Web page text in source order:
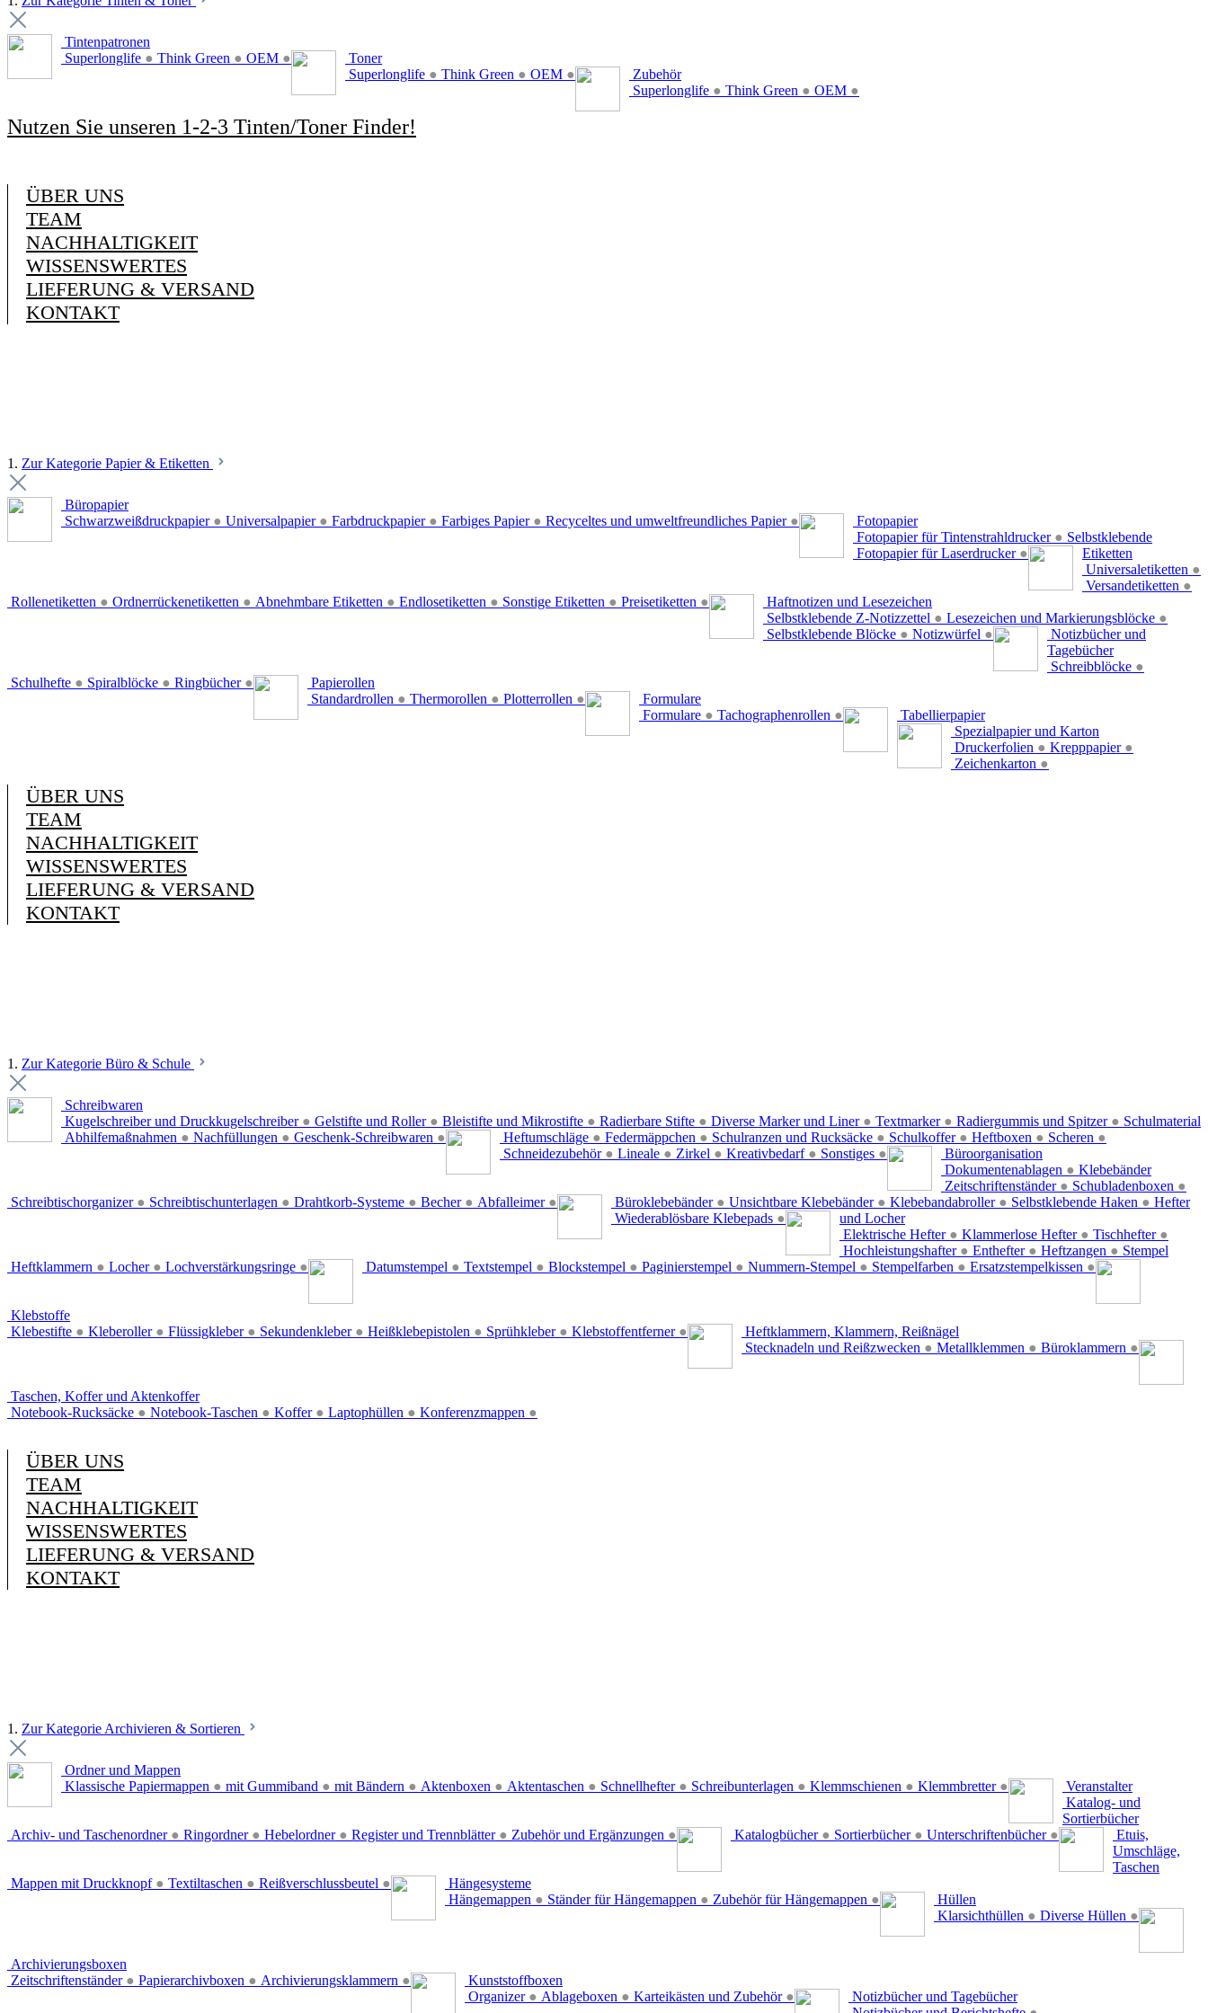
Tintenpatronen
Superlonglife ● Think Green ● OEM ●
Toner
Superlonglife ● Think Green ● OEM ●
Zubehör
Superlonglife ● Think Green ● OEM ●
Nutzen Sie unseren 1-2-3 Tinten/Toner Finder!
ÜBER UNS
TEAM
NACHHALTIGKEIT
WISSENSWERTES
LIEFERUNG & VERSAND
KONTAKT
1. Zur Kategorie Papier & Etiketten
Büropapier
Schwarzweißdruckpapier ● Universalpapier ● Farbdruckpapier ● Farbiges Papier ● Recyceltes und umweltfreundliches Papier ●
Fotopapier
Fotopapier für Tintenstrahldrucker ●
Fotopapier für Laserdrucker ●
Selbstklebende
Etiketten
Universaletiketten ●
Versandetiketten ●
Rollenetiketten ● Ordnerrückenetiketten ● Abnehmbare Etiketten ● Endlosetiketten ● Sonstige Etiketten ● Preisetiketten ●
Haftnotizen und Lesezeichen
Selbstklebende Z-Notizzettel ● Lesezeichen und Markierungsblöcke ●
Selbstklebende Blöcke ● Notizwürfel ●
Notizbücher und
Tagebücher
Schreibblöcke ●
Schulhefte ● Spiralblöcke ● Ringbücher ●
Papierollen
Standardrollen ● Thermorollen ● Plotterrollen ●
Formulare
Formulare ● Tachographenrollen ●
Tabellierpapier
Spezialpapier und Karton
Druckerfolien ● Krepppapier ●
Zeichenkarton ●
ÜBER UNS
TEAM
NACHHALTIGKEIT
WISSENSWERTES
LIEFERUNG & VERSAND
KONTAKT
1. Zur Kategorie Büro & Schule
Schreibwaren
Kugelschreiber und Druckkugelschreiber ● Gelstifte und Roller ● Bleistifte und Mikrostifte ● Radierbare Stifte ● Diverse Marker und Liner ● Textmarker ● Radiergummis und Spitzer ●
Abhilfemaßnahmen ● Nachfüllungen ● Geschenk-Schreibwaren ●
Schulmaterial
Heftumschläge ● Federmäppchen ● Schulranzen und Rucksäcke ● Schulkoffer ● Heftboxen ● Scheren ●
Schneidezubehör ● Lineale ● Zirkel ● Kreativbedarf ● Sonstiges ●
Büroorganisation
Dokumentenablagen ●
Zeitschriftenständer ● Schubladenboxen ●
Schreibtischorganizer ● Schreibtischunterlagen ● Drahtkorb-Systeme ● Becher ● Abfalleimer ●
Klebebänder
Büroklebebänder ● Unsichtbare Klebebänder ● Klebebandabroller ● Selbstklebende Haken ●
Wiederablösbare Klebepads ●
Hefter
und Locher
Elektrische Hefter ● Klammerlose Hefter ● Tischhefter ●
Hochleistungshafter ● Enthefter ● Heftzangen ●
Heftklammern ● Locher ● Lochverstärkungsringe ●
Stempel
Datumstempel ● Textstempel ● Blockstempel ● Paginierstempel ● Nummern-Stempel ● Stempelfarben ● Ersatzstempelkissen ●
Klebstoffe
Klebestifte ● Kleberoller ● Flüssigkleber ● Sekundenkleber ● Heißklebepistolen ● Sprühkleber ● Klebstoffentferner ●
Heftklammern, Klammern, Reißnägel
Stecknadeln und Reißzwecken ● Metallklemmen ● Büroklammern ●
Taschen, Koffer und Aktenkoffer
Notebook-Rucksäcke ● Notebook-Taschen ● Koffer ● Laptophüllen ● Konferenzmappen ●
ÜBER UNS
TEAM
NACHHALTIGKEIT
WISSENSWERTES
LIEFERUNG & VERSAND
KONTAKT
1. Zur Kategorie Archivieren & Sortieren
Ordner und Mappen
Klassische Papiermappen ● mit Gummiband ● mit Bändern ● Aktenboxen ● Aktentaschen ● Schnellhefter ● Schreibunterlagen ● Klemmschienen ● Klemmbretter ● Veranstalter
Archiv- und Taschenordner ● Ringordner ● Hebelordner ● Register und Trennblätter ● Zubehör und Ergänzungen ●
Katalog- und
Sortierbücher
Katalogbücher ● Sortierbücher ● Unterschriftenbücher ●
Etuis,
Umschläge,
Taschen
Mappen mit Druckknopf ● Textiltaschen ● Reißverschlussbeutel ●
Hängesysteme
Hängemappen ● Ständer für Hängemappen ● Zubehör für Hängemappen ●
Hüllen
Klarsichthüllen ● Diverse Hüllen ●
Archivierungsboxen
Zeitschriftenständer ● Papierarchivboxen ● Archivierungsklammern ●
Kunststoffboxen
Organizer ● Ablageboxen ● Karteikästen und Zubehör ●
Notizbücher und Tagebücher